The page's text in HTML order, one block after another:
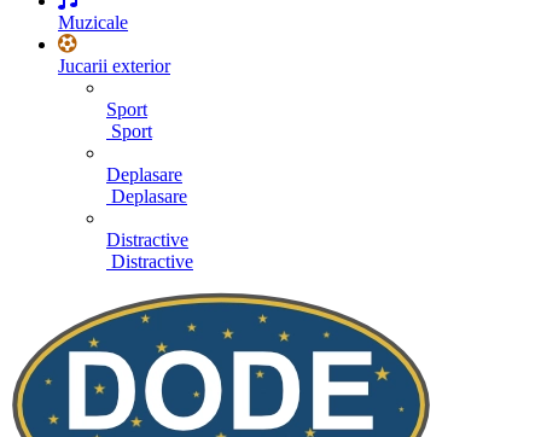
Muzicale
Jucarii exterior
Sport
Sport
Deplasare
Deplasare
Distractive
Distractive